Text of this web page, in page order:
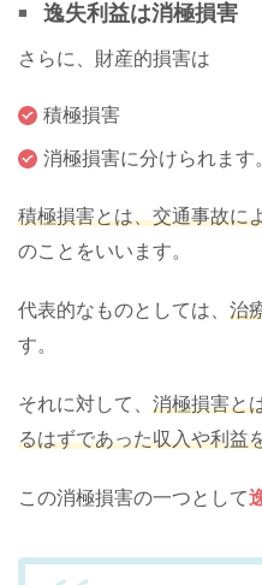
逸失利益は消極損害
さらに、財産的損害は
積極損害
消極損害に分けられます
積極損害とは、交通事故に
のことをいいます。
代表的なものとしては、 治
す。
それに対して、 消極損害と
るはずであった収入や利益
この消極損害の一つとして